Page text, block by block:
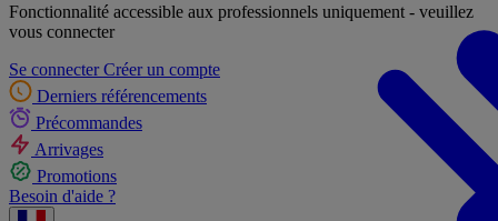
Fonctionnalité accessible aux professionnels uniquement - veuillez
vous connecter
Se connecter Créer un compte
Derniers référencements
Précommandes
Arrivages
Promotions
Besoin d'aide ?